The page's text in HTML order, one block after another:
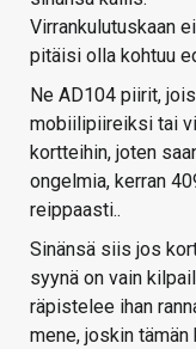
Virrankulutuskaan
pitäisi olla kohtuu
Ne AD104 piirit,
mobiilipiireiksi tai
kortteihin, joten
ongelmia, kerran
reippaasti..
Sinänsä siis jos
syynä on vain
räpistelee ihan
mene, joskin